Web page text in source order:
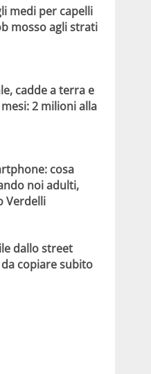
medi per capelli
mosso agli strati
cadde a terra e
2 milioni alla
cosa
noi adulti,
Verdelli
dallo street
copiare subito